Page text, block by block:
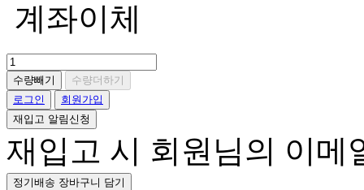
계좌이체
수량빼기
수량더하기
로그인
회원가입
재입고 알림신청
재입고 시 회원님의 이메
정기배송 장바구니 담기